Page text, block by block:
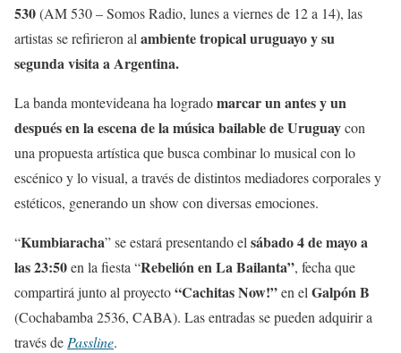
530(AM 530 – Somos Radio, lunes a viernes de 12 a 14), las
artistas se refirieron alambiente tropical uruguayoy su
segunda visita a Argentina.
La banda montevideana ha logradomarcar un antes y un
después en la escena de la música bailable de Uruguaycon
una propuesta artística que busca combinar lo musical con lo
escénico y lo visual, a través de distintos mediadores corporales y
estéticos, generando un show con diversas emociones.
“Kumbiaracha” se estará presentando elsábado 4 de mayo a
las 23:50en la fiesta “Rebelión en La Bailanta”, fecha que
compartirá junto al proyecto“Cachitas Now!”en elGalpón B
(Cochabamba 2536, CABA). Las entradas se pueden adquirir a
través dePassline.